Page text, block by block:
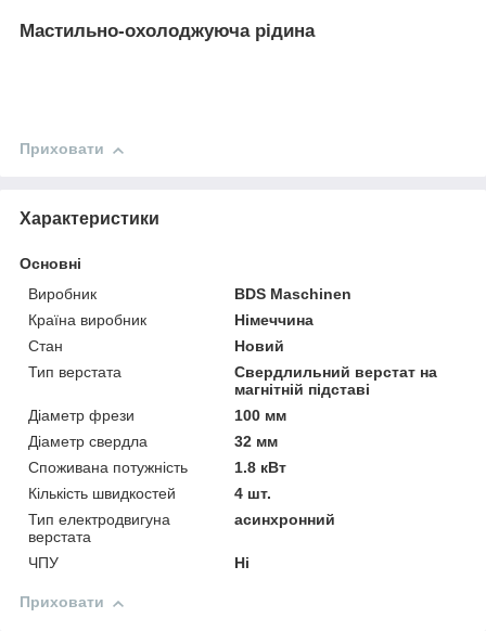
Мастильно-охолоджуюча рідина
Приховати
Характеристики
Основні
Виробник
BDS Maschinen
Країна виробник
Німеччина
Стан
Новий
Тип верстата
Свердлильний верстат на
магнітній підставі
Діаметр фрези
100 мм
Діаметр свердла
32 мм
Споживана потужність
1.8 кВт
Кількість швидкостей
4 шт.
Тип електродвигуна
верстата
асинхронний
ЧПУ Ні
Приховати